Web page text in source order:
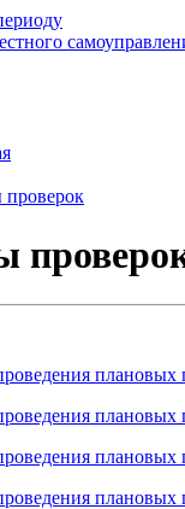
плановых
плановых
плановых
плановых